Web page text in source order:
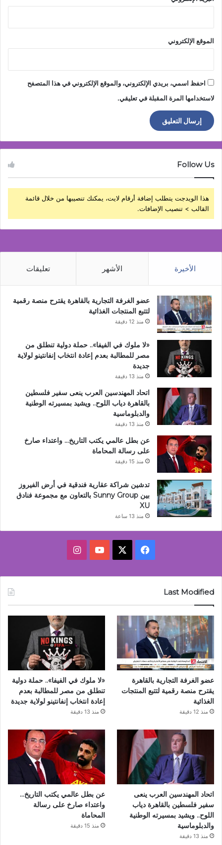
الموقع الإلكتروني
احفظ اسمي، بريدي الإلكتروني، والموقع الإلكتروني في هذا المتصفح
لاستخدامها المرة المقبلة في تعليقي.
Follow Us
هذا الويدجت يتطلب إضافة أرقام لايت، يمكنك تنصيبها من خلال قائمة
القالب > تنصيب الإضافات.
الأخيرة الأشهر تعليقات
عضو الغرفة التجارية بالقاهرة يقترح منصة رقمية
لتتبع المنتجات الغذائية
منذ 12 دقيقة
«لا ملوك في الفيفا».. حملة دولية تنطلق من
مصر للمطالبة بعدم إعادة انتخاب إنفانتينو لولاية
جديدة
منذ 13 دقيقة
اتحاد المهندسين العرب ينعى سفير فلسطين
بالقاهرة دياب اللوح.. ويشيد بمسيرته الوطنية
والدبلوماسية
منذ 13 دقيقة
عن بطل عالمي يكتب التاريخ… واعتداء صارخ
على رسالة المحاماة
منذ 15 دقيقة
تدشين شراكة عقارية فندقية في أرض الفيروز
بين Sunny Group بالتعاون مع مجموعة فنادق
XU
منذ 13 ساعة
فيسبوك ‫YouTubeانستقرام
Last Modified
عضو الغرفة التجارية بالقاهرة
يقترح منصة رقمية لتتبع المنتجات
الغذائية
منذ 12 دقيقة
«لا ملوك في الفيفا».. حملة دولية
تنطلق من مصر للمطالبة بعدم
إعادة انتخاب إنفانتينو لولاية جديدة
منذ 13 دقيقة
اتحاد المهندسين العرب ينعى
سفير فلسطين بالقاهرة دياب
اللوح.. ويشيد بمسيرته الوطنية
والدبلوماسية
منذ 13 دقيقة
عن بطل عالمي يكتب التاريخ…
واعتداء صارخ على رسالة
المحاماة
منذ 15 دقيقة